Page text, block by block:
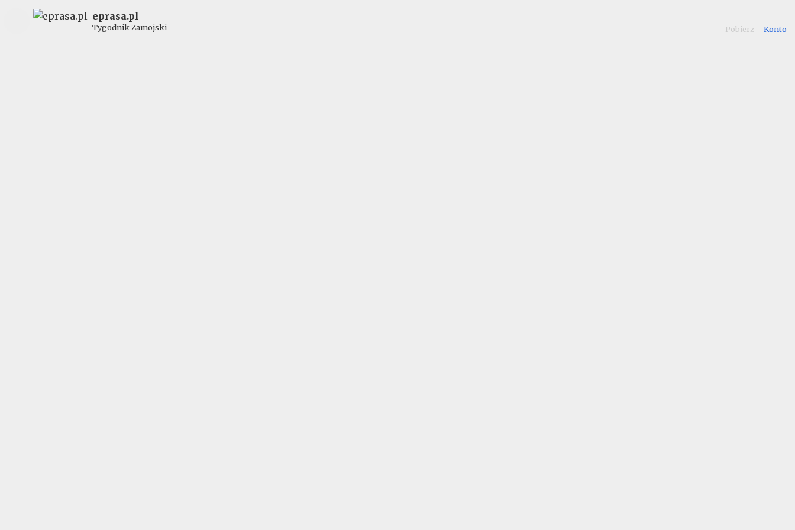
eprasa.pl
Tygodnik Zamojski Pobierz Konto